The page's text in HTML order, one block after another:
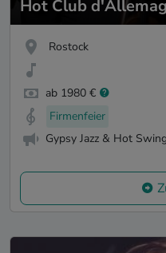
Hot Club
Rostock
ab 1980 €
Firmenfeier
Gypsy Jazz & Hot Swing